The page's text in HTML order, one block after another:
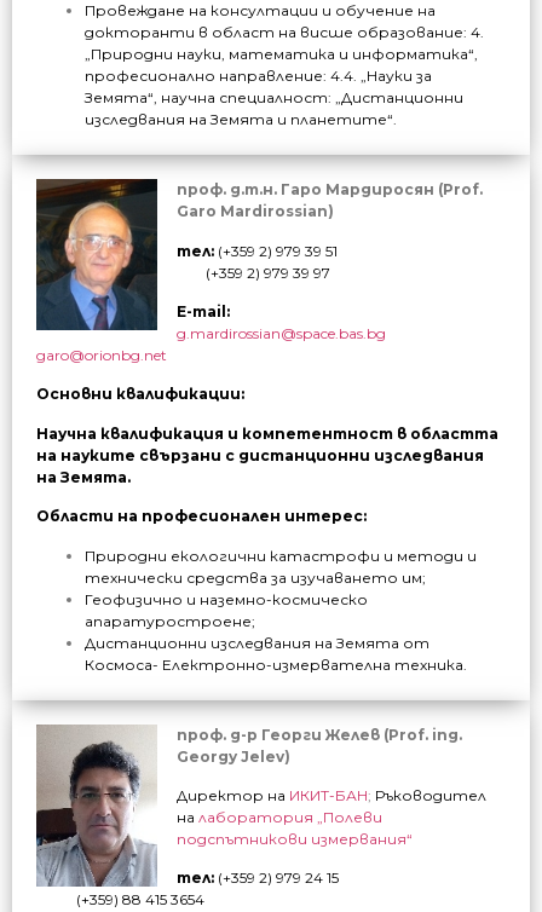
Провеждане на консултации и обучение на
докторанти в област на висше образование: 4.
„Природни науки, математика и информатика“,
професионално направление: 4.4. „Науки за
Земята“, научна специалност: „Дистанционни
изследвания на Земята и планетите“.
проф. д.т.н. Гаро Мардиросян (Prof.
Garo Mardirossian)
тел: (+359 2) 979 39 51
(+359 2) 979 39 97
E-mail:
g.mardirossian@space.bas.bg
garo@orionbg.net
Основни квалификации:
Научна квалификация и компетентност в областта
на науките свързани с дистанционни изследвания
на Земята.
Области на професионален интерес:
Природни екологични катастрофи и методи и
технически средства за изучаването им;
Геофизично и наземно-космическо
апаратуростроене;
Дистанционни изследвания на Земята от
Космоса- Електронно-измервателна техника.
проф. д-р Георги Желев (Prof. ing.
Georgy Jelev)
Директор на ИКИТ-БАН; Ръководител
на лаборатория „Полеви
подспътникови измервания“
тел: (+359 2) 979 24 15
(+359) 88 415 3654